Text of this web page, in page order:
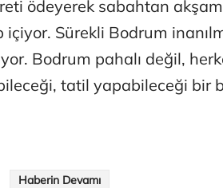
ödeyerek sabahtan
Sürekli Bodrum
Bodrum pahalı değil,
tatil yapabileceği bir
Haberin Devamı